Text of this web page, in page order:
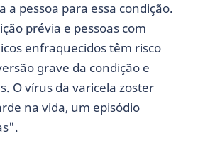
a pessoa para essa condição.
prévia e pessoas com
enfraquecidos têm risco
grave da condição e
O vírus da varicela zoster
na vida, um episódio